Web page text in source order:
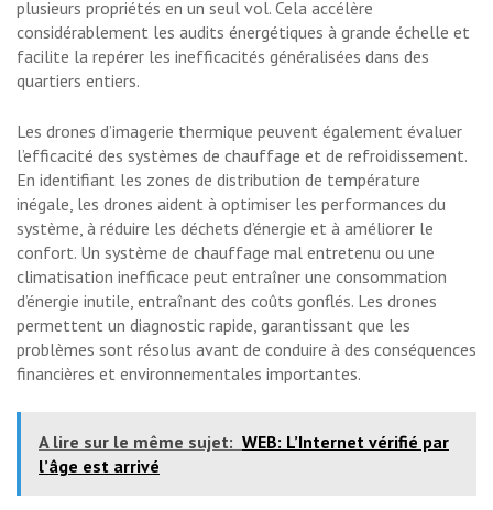
plusieurs propriétés en un seul vol. Cela accélère
considérablement les audits énergétiques à grande échelle et
facilite la repérer les inefficacités généralisées dans des
quartiers entiers.
Les drones d’imagerie thermique peuvent également évaluer
l’efficacité des systèmes de chauffage et de refroidissement.
En identifiant les zones de distribution de température
inégale, les drones aident à optimiser les performances du
système, à réduire les déchets d’énergie et à améliorer le
confort. Un système de chauffage mal entretenu ou une
climatisation inefficace peut entraîner une consommation
d’énergie inutile, entraînant des coûts gonflés. Les drones
permettent un diagnostic rapide, garantissant que les
problèmes sont résolus avant de conduire à des conséquences
financières et environnementales importantes.
A lire sur le même sujet: WEB: L’Internet vérifié par
l’âge est arrivé